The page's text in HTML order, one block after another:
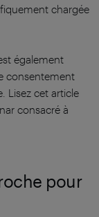
chargée
également
consentement
Lisez cet article
consacré à
pour